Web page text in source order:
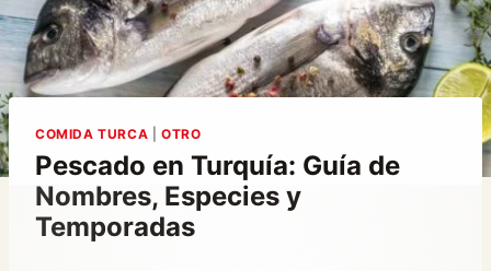
COMIDA TURCA OTRO
Pescado en Turquía: Guía de
Nombres, Especies y
Temporadas